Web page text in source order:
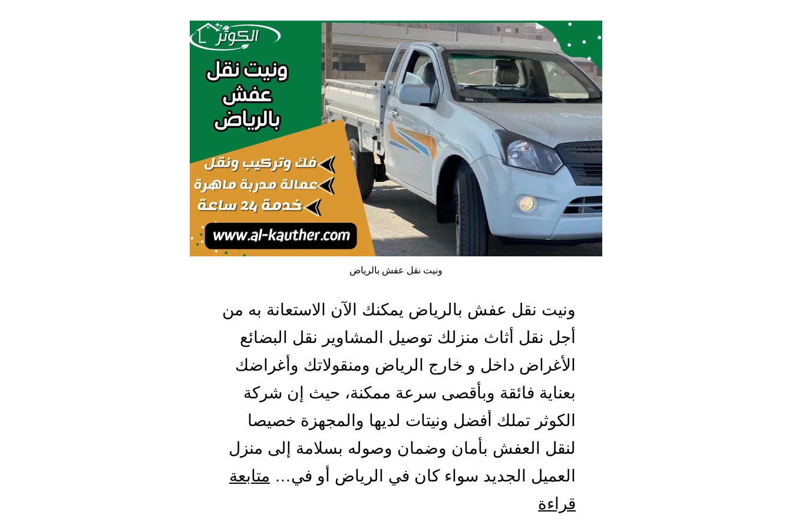
ونيت نقل عفش بالرياض
ونيت نقل عفش بالرياض يمكنك الآن الاستعانة به من
أجل نقل أثاث منزلك توصيل المشاوير نقل البضائع
الأغراض داخل و خارج الرياض ومنقولاتك وأغراضك
بعناية فائقة وبأقصى سرعة ممكنة، حيث إن شركة
الكوثر تملك أفضل ونيتات لديها والمجهزة خصيصا
لنقل العفش بأمان وضمان وصوله بسلامة إلى منزل
العميل الجديد سواء كان في الرياض أو في… متابعة
قراءة